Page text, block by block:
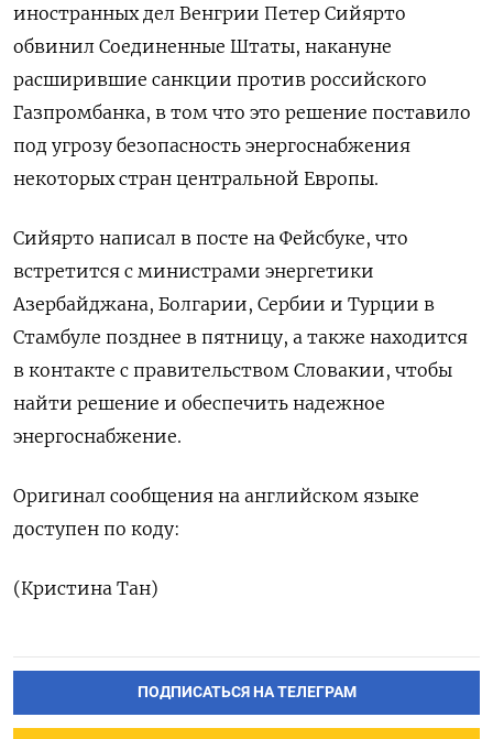
иностранных дел Венгрии Петер Сийярто
обвинил Соединенные Штаты, накануне
расширившие санкции против российского
Газпромбанка, в том что это решение поставило
под угрозу безопасность энергоснабжения
некоторых стран центральной Европы.
Сийярто написал в посте на Фейсбуке, что
встретится с министрами энергетики
Азербайджана, Болгарии, Сербии и Турции в
Стамбуле позднее в пятницу, а также находится
в контакте с правительством Словакии, чтобы
найти решение и обеспечить надежное
энергоснабжение.
Оригинал сообщения на английском языке
доступен по коду:
(Кристина Тан)
ПОДПИСАТЬСЯ НА ТЕЛЕГРАМ